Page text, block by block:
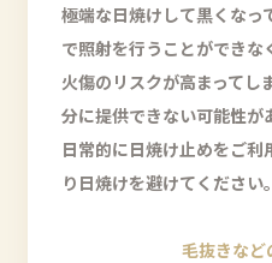
極端な日焼けして黒くなっ
で照射を行うことができな
火傷のリスクが高まってし
分に提供できない可能性が
日常的に日焼け止めをご
り日焼けを避けてください。
毛抜きなど